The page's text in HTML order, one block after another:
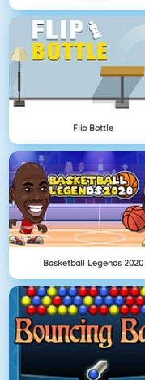
Flip Bottle
Basketball Legends 2020